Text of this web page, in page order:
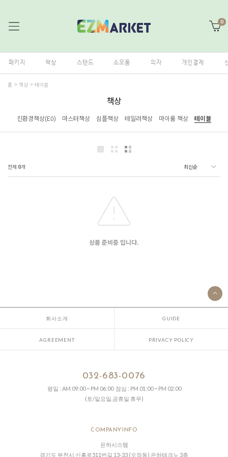
0
패키지 책상 스탠드 소모품 의자 개인결제
홈 책상 테이블
책상
친환경책상(E0) 마스터책상 심플책상 테일러책상 마이룸 책상 테이블
전체 0개
상품 준비중 입니다.
회사소개 GUIDE
AGREEMENT PRIVACY POLICY
032-683-0076
평일 : AM 09:00 ~ PM 06:00 점심 : PM 01:00 ~ PM 02:00
(토/일요일,공휴일 휴무)
COMPANY INFO
은하시스템
경기도 부천시 신흥로511번길 13-33 (오정동) 은하테크노 3층